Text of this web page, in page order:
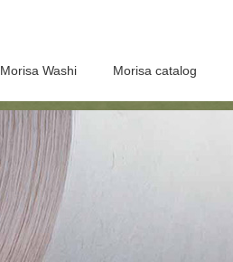
Morisa Washi Morisa catalog